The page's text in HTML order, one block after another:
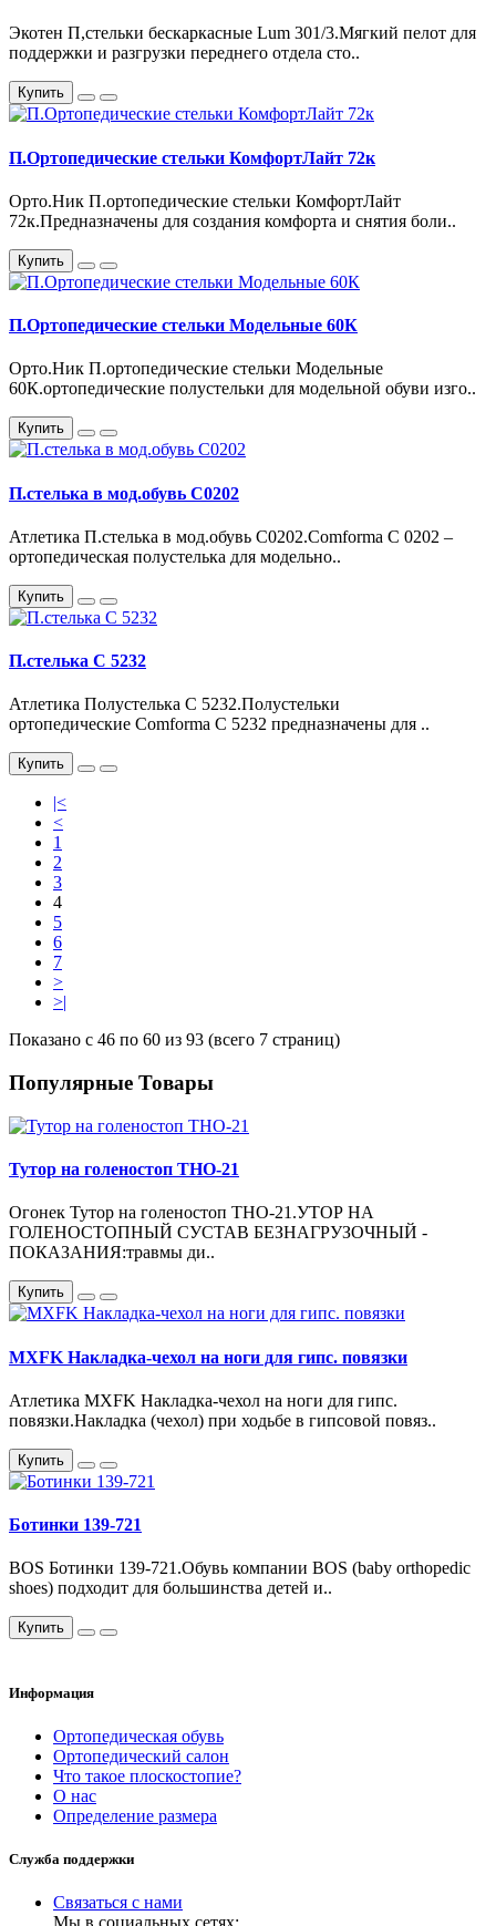
Экотен П,стельки бескаркасные Lum 301/3.Мягкий пелот для
поддержки и разгрузки переднего отдела сто..
Купить
П.Ортопедические стельки КомфортЛайт 72к
Орто.Ник П.ортопедические стельки КомфортЛайт
72к.Предназначены для создания комфорта и снятия боли..
Купить
П.Ортопедические стельки Модельные 60К
Орто.Ник П.ортопедические стельки Модельные
60К.ортопедические полустельки для модельной обуви изго..
Купить
П.стелька в мод.обувь С0202
Атлетика П.стелька в мод.обувь С0202.Comforma С 0202 –
ортопедическая полустелька для модельно..
Купить
П.стелька С 5232
Атлетика Полустелька С 5232.Полустельки
ортопедические Comforma С 5232 предназначены для ..
Купить
|<
<
1
2
3
4
5
6
7
>
>|
Показано с 46 по 60 из 93 (всего 7 страниц)
Популярные Товары
Тутор на голеностоп ТНО-21
Огонек Тутор на голеностоп ТНО-21.УТОР НА
ГОЛЕНОСТОПНЫЙ СУСТАВ БЕЗНАГРУЗОЧНЫЙ -
ПОКАЗАНИЯ:травмы ди..
Купить
MXFK Накладка-чехол на ноги для гипс. повязки
Атлетика MXFK Накладка-чехол на ноги для гипс.
повязки.Накладка (чехол) при ходьбе в гипсовой повяз..
Купить
Ботинки 139-721
BOS Ботинки 139-721.Обувь компании BOS (baby orthopedic
shoes) подходит для большинства детей и..
Купить
Информация
Ортопедическая обувь
Ортопедический салон
Что такое плоскостопие?
О нас
Определение размера
Служба поддержки
Связаться с нами
Мы в социальных сетях: